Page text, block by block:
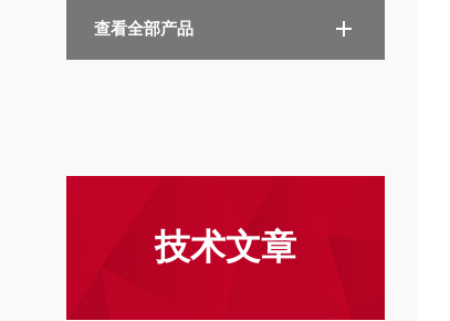
查看全部产品
技术文章